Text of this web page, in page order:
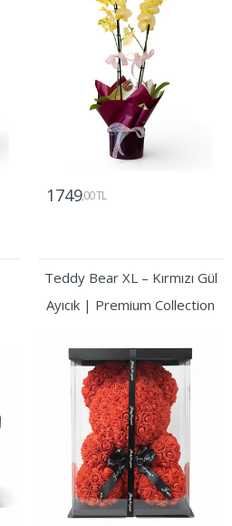
1749,00 TL
Teddy Bear XL – Kırmızı Gül
Ayıcık | Premium Collection